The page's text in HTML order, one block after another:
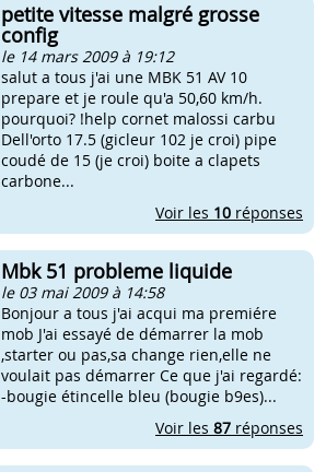
petite vitesse malgré grosse
config
le 14 mars 2009 à 19:12
salut a tous j'ai une MBK 51 AV 10
prepare et je roule qu'a 50,60 km/h.
pourquoi? !help cornet malossi carbu
Dell'orto 17.5 (gicleur 102 je croi) pipe
coudé de 15 (je croi) boite a clapets
carbone...
Voir les 10 réponses
Mbk 51 probleme liquide
le 03 mai 2009 à 14:58
Bonjour a tous j'ai acqui ma premiére
mob J'ai essayé de démarrer la mob
,starter ou pas,sa change rien,elle ne
voulait pas démarrer Ce que j'ai regardé:
-bougie étincelle bleu (bougie b9es)...
Voir les 87 réponses